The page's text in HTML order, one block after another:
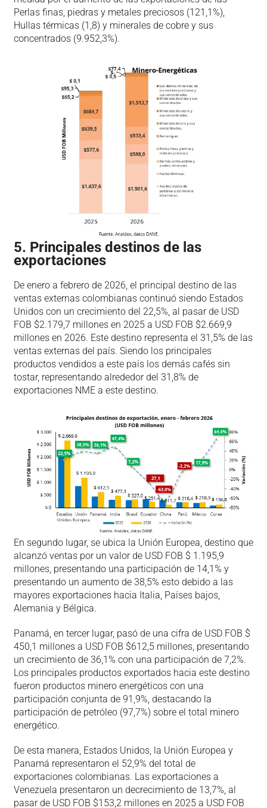
Perlas finas, piedras y metales preciosos (121,1%),
Hullas térmicas (1,8) y minerales de cobre y sus
concentrados (9.952,3%).
5. Principales destinos de las
exportaciones
De enero a febrero de 2026, el principal destino de las
ventas externas colombianas continuó siendo Estados
Unidos con un crecimiento del 22,5%, al pasar de USD
FOB $2.179,7 millones en 2025 a USD FOB $2.669,9
millones en 2026. Este destino representa el 31,5% de las
ventas externas del país. Siendo los principales
productos vendidos a este país los demás cafés sin
tostar, representando alrededor del 31,8% de
exportaciones NME a este destino.
En segundo lugar, se ubica la Unión Europea, destino que
alcanzó ventas por un valor de USD FOB $ 1.195,9
millones, presentando una participación de 14,1% y
presentando un aumento de 38,5% esto debido a las
mayores exportaciones hacia Italia, Países bajos,
Alemania y Bélgica.
Panamá, en tercer lugar, pasó de una cifra de USD FOB $
450,1 millones a USD FOB $612,5 millones, presentando
un crecimiento de 36,1% con una participación de 7,2%.
Los principales productos exportados hacia este destino
fueron productos minero energéticos con una
participación conjunta de 91,9%, destacando la
participación de petróleo (97,7%) sobre el total minero
energético.
De esta manera, Estados Unidos, la Unión Europea y
Panamá representaron el 52,9% del total de
exportaciones colombianas. Las exportaciones a
Venezuela presentaron un decrecimiento de 13,7%, al
pasar de USD FOB $153,2 millones en 2025 a USD FOB